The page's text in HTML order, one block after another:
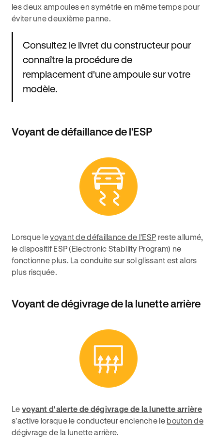
les deux ampoules en symétrie en même temps pour
éviter une deuxième panne.
Consultez le livret du constructeur pour
connaître la procédure de
remplacement d'une ampoule sur votre
modèle.
Voyant de défaillance de l'ESP
Lorsque levoyant de défaillance de l'ESP reste allumé,
le dispositif ESP (Electronic Stability Program) ne
fonctionne plus. La conduite sur sol glissant est alors
plus risquée.
Voyant de dégivrage de la lunette arrière
Le voyant d'alerte de dégivrage de la lunette arrière
s'active lorsque le conducteur enclenche le bouton de
dégivrage de la lunette arrière.